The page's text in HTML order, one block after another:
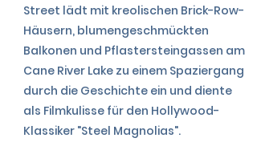
Street lädt mit kreolischen Brick-Row-
Häusern, blumengeschmückten
Balkonen und Pflastersteingassen am
Cane River Lake zu einem Spaziergang
durch die Geschichte ein und diente
als Filmkulisse für den Hollywood-
Klassiker "Steel Magnolias".